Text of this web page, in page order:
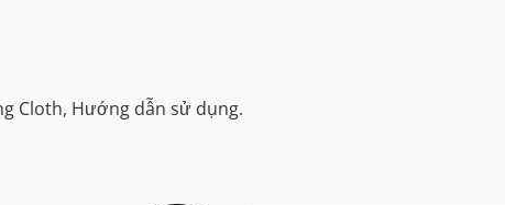
Cloth, Hướng dẫn sử dụng.